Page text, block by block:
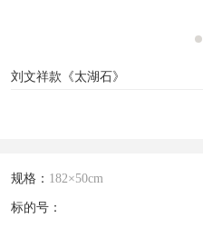
刘文祥款《太湖石》
规格： 182×50cm
标的号：